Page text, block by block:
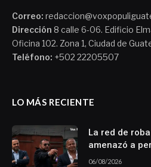
Correo:
Dirección 8 calle 6-06. Edificio
Oficina 102. Zona 1, Ciudad de
Teléfono: +502 22205507
LO MÁS RECIENTE
La red de
amenazó a
06/08/2026